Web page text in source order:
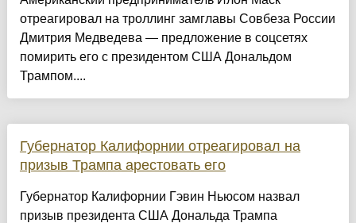
отреагировал на троллинг замглавы Совбеза России
Дмитрия Медведева — предложение в соцсетях
помирить его с президентом США Дональдом
Трампом....
Губернатор Калифорнии отреагировал на
призыв Трампа арестовать его
Губернатор Калифорнии Гэвин Ньюсом назвал
призыв президента США Дональда Трампа